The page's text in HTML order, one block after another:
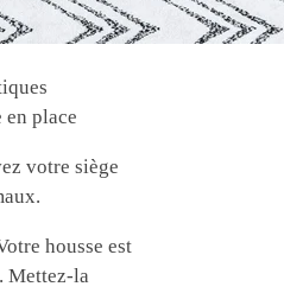
en place
votre siège
housse est
Mettez-la